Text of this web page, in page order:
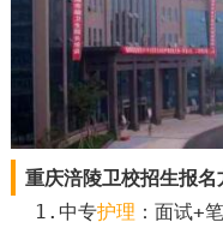
重庆涪陵卫校招生报名
1.中专护理 ：面试+